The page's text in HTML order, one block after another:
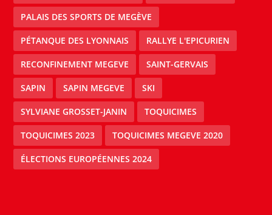
PALAIS DES SPORTS DE MEGÈVE
PÉTANQUE DES LYONNAIS RALLYE L'EPICURIEN
RECONFINEMENT MEGEVE SAINT-GERVAIS
SAPIN SAPIN MEGEVE SKI
SYLVIANE GROSSET-JANIN TOQUICIMES
TOQUICIMES 2023 TOQUICIMES MEGEVE 2020
ÉLECTIONS EUROPÉENNES 2024